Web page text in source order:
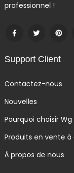
professionnel !
Support Client
Contactez-nous
Nouvelles
Pourquoi choisir Wg
Produits en vente à
À propos de nous